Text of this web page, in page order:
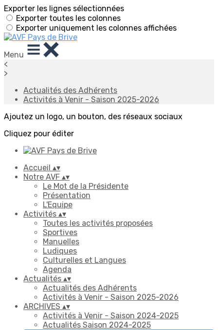
Exporter les lignes sélectionnées
Exporter toutes les colonnes
Exporter uniquement les colonnes affichées
Menu
<
>
Actualités des Adhérents
Activités à Venir - Saison 2025-2026
Ajoutez un logo, un bouton, des réseaux sociaux
Cliquez pour éditer
Accueil ▴▾
Notre AVF ▴▾
Le Mot de la Présidente
Présentation
L'Equipe
Activités ▴▾
Toutes les activités proposées
Sportives
Manuelles
Ludiques
Culturelles et Langues
Agenda
Actualités ▴▾
Actualités des Adhérents
Activités à Venir - Saison 2025-2026
ARCHIVES ▴▾
Activités à Venir - Saison 2024-2025
Actualités Saison 2024-2025